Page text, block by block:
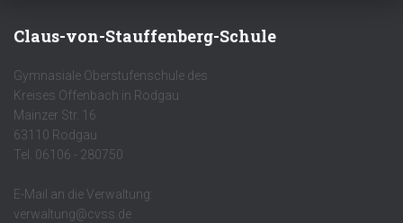
Claus-von-Stauffenberg-Schule
Gymnasiale Oberstufenschule des
Kreises Offenbach in Rodgau
Mainzer Str. 16
63110 Rodgau
Tel. 06106 - 280750
E-Mail an die Verwaltung:
verwaltung@cvss.de